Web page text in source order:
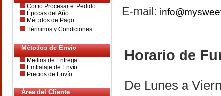
Como Procesar el Pedido
Épocas del Año
Métodos de Pago
Términos y Condiciones
Métodos de Envío
Medios de Entrega
Embalaje de Envío
Precios de Envío
Área del Cliente
E-mail:
Horario de
De Lunes a